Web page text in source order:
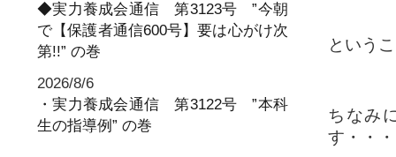
◆実力養成会通信 第3123号 ”今朝
で【保護者通信600号】要は心がけ次
第!!” の巻
2026/8/6
・実力養成会通信 第3122号 ”本科
生の指導例” の巻
という
ちなみ
す・・